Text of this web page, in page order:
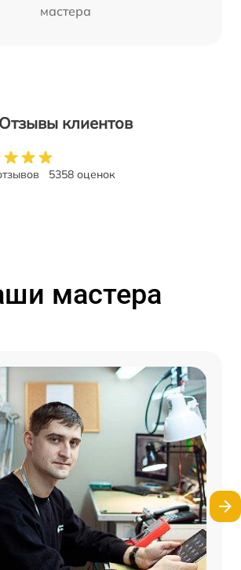
мастера
Отзывы клиентов
5358 оценок
мастера